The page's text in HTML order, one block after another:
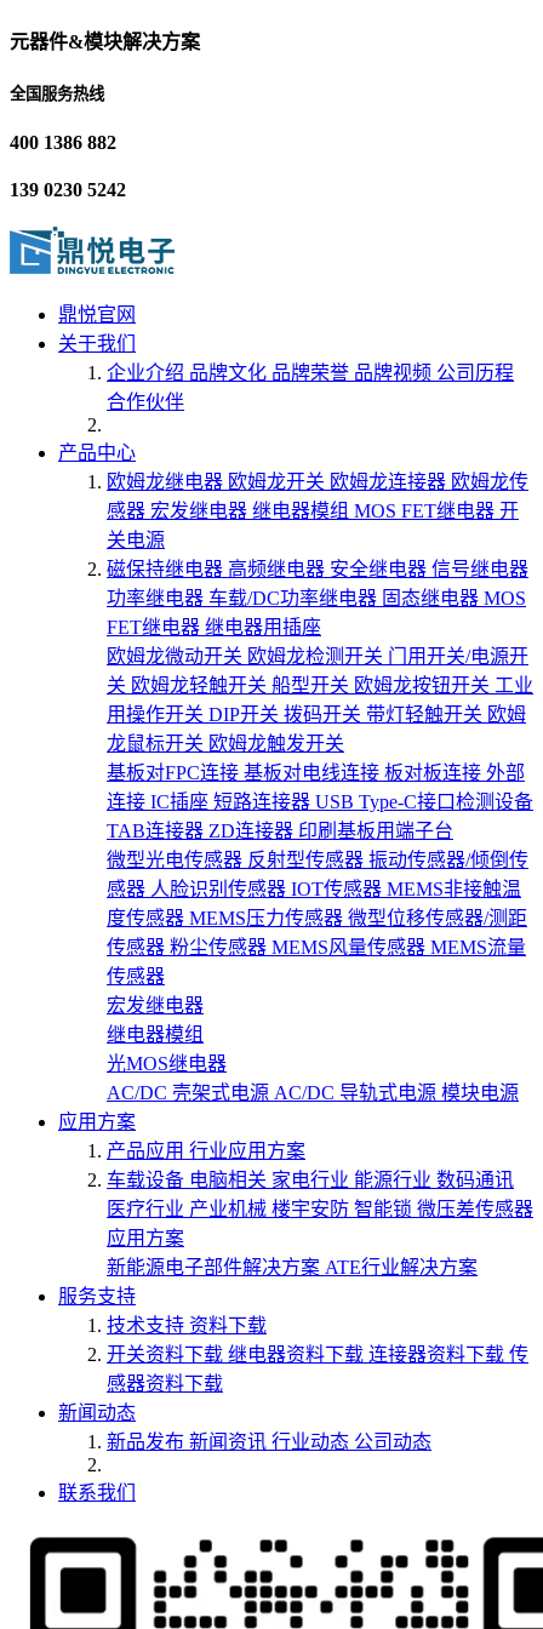
元器件&模块解决方案
全国服务热线
400 1386 882
139 0230 5242
鼎悦官网
关于我们
企业介绍 品牌文化 品牌荣誉 品牌视频 公司历程
合作伙伴
产品中心
欧姆龙继电器 欧姆龙开关 欧姆龙连接器 欧姆龙传
感器 宏发继电器 继电器模组 MOS FET继电器 开
关电源
磁保持继电器 高频继电器 安全继电器 信号继电器
功率继电器 车载/DC功率继电器 固态继电器 MOS
FET继电器 继电器用插座
欧姆龙微动开关 欧姆龙检测开关 门用开关/电源开
关 欧姆龙轻触开关 船型开关 欧姆龙按钮开关 工业
用操作开关 DIP开关 拨码开关 带灯轻触开关 欧姆
龙鼠标开关 欧姆龙触发开关
基板对FPC连接 基板对电线连接 板对板连接 外部
连接 IC插座 短路连接器 USB Type-C接口检测设备
TAB连接器 ZD连接器 印刷基板用端子台
微型光电传感器 反射型传感器 振动传感器/倾倒传
感器 人脸识别传感器 IOT传感器 MEMS非接触温
度传感器 MEMS压力传感器 微型位移传感器/测距
传感器 粉尘传感器 MEMS风量传感器 MEMS流量
传感器
宏发继电器
继电器模组
光MOS继电器
AC/DC 壳架式电源 AC/DC 导轨式电源 模块电源
应用方案
产品应用 行业应用方案
车载设备 电脑相关 家电行业 能源行业 数码通讯
医疗行业 产业机械 楼宇安防 智能锁 微压差传感器
应用方案
新能源电子部件解决方案 ATE行业解决方案
服务支持
技术支持 资料下载
开关资料下载 继电器资料下载 连接器资料下载 传
感器资料下载
新闻动态
新品发布 新闻资讯 行业动态 公司动态
联系我们